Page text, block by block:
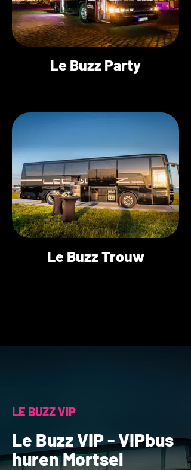
Le Buzz Party
Le Buzz Trouw
LE BUZZ VIP
Le Buzz VIP - VIPbus
huren Mortsel